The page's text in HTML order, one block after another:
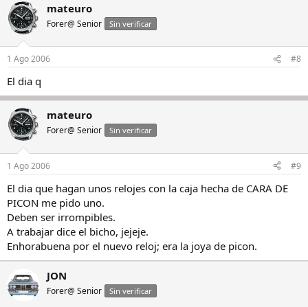
mateuro
Forer@ Senior Sin verificar
1 Ago 2006 #8
El dia q
mateuro
Forer@ Senior Sin verificar
1 Ago 2006 #9
El dia que hagan unos relojes con la caja hecha de CARA DE
PICON me pido uno.
Deben ser irrompibles.
A trabajar dice el bicho, jejeje.
Enhorabuena por el nuevo reloj; era la joya de picon.
JON
Forer@ Senior Sin verificar